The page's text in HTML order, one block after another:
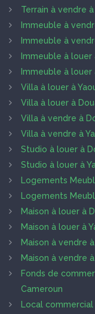
Terrain à vendre
Immeuble à
Immeuble à
Immeuble à louer
Immeuble à louer
Villa à louer à
Villa à louer à
Villa à vendre à
Villa à vendre à
Studio à louer à
Studio à louer à
Logements
Logements
Maison à louer à
Maison à louer à
Maison à vendre
Maison à vendre
Fonds de
Cameroun
Local